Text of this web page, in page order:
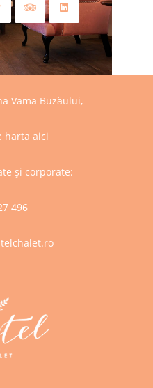
Vama Buzăului,
harta aici
și corporate:
496